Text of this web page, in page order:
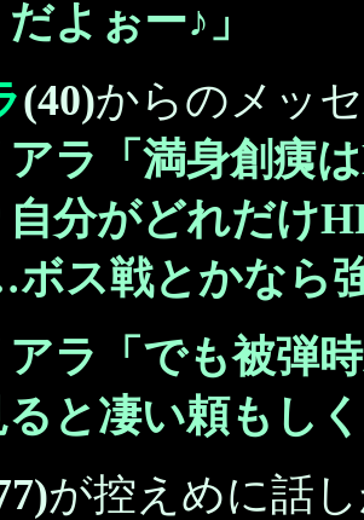
だよぉー♪」
(40)からのメッ
アラ「満身創痍
自分がどれだけ
ス戦とかなら
アラ「でも被弾
ると凄い頼もし
が控えめに話